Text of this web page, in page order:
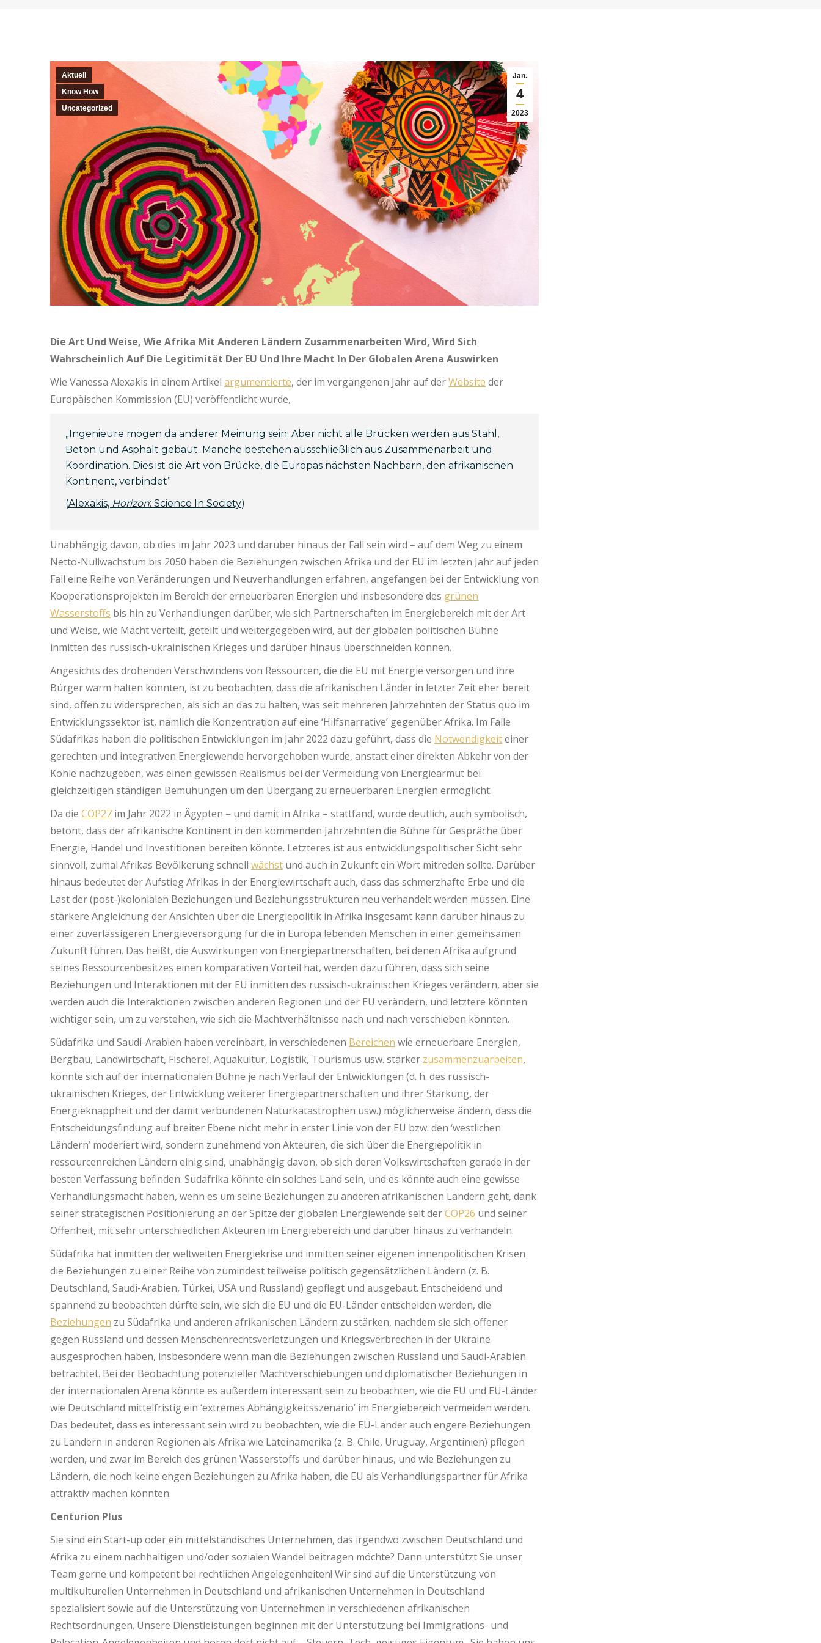
Jan.
4
2023
Aktuell
Know How
Uncategorized
Die Art Und Weise, Wie Afrika Mit Anderen Ländern Zusammenarbeiten Wird, Wird Sich
Wahrscheinlich Auf Die Legitimität Der EU Und Ihre Macht In Der Globalen Arena Auswirken
Wie Vanessa Alexakis in einem Artikel argumentierte, der im vergangenen Jahr auf derWebsite der
Europäischen Kommission (EU) veröffentlicht wurde,
„Ingenieure mögen da anderer Meinung sein. Aber nicht alle Brücken werden aus Stahl,
Beton und Asphalt gebaut. Manche bestehen ausschließlich aus Zusammenarbeit und
Koordination. Dies ist die Art von Brücke, die Europas nächsten Nachbarn, den afrikanischen
Kontinent, verbindet”
(Alexakis, Horizon: Science In Society)
Unabhängig davon, ob dies im Jahr 2023 und darüber hinaus der Fall sein wird – auf dem Weg zu einem
Netto-Nullwachstum bis 2050 haben die Beziehungen zwischen Afrika und der EU im letzten Jahr auf jeden
Fall eine Reihe von Veränderungen und Neuverhandlungen erfahren, angefangen bei der Entwicklung von
Kooperationsprojekten im Bereich der erneuerbaren Energien und insbesondere des grünen
Wasserstoffs bis hin zu Verhandlungen darüber, wie sich Partnerschaften im Energiebereich mit der Art
und Weise, wie Macht verteilt, geteilt und weitergegeben wird, auf der globalen politischen Bühne
inmitten des russisch-ukrainischen Krieges und darüber hinaus überschneiden können.
Angesichts des drohenden Verschwindens von Ressourcen, die die EU mit Energie versorgen und ihre
Bürger warm halten könnten, ist zu beobachten, dass die afrikanischen Länder in letzter Zeit eher bereit
sind, offen zu widersprechen, als sich an das zu halten, was seit mehreren Jahrzehnten der Status quo im
Entwicklungssektor ist, nämlich die Konzentration auf eine ‘Hilfsnarrative’ gegenüber Afrika. Im Falle
Südafrikas haben die politischen Entwicklungen im Jahr 2022 dazu geführt, dass die Notwendigkeiteiner
gerechten und integrativen Energiewende hervorgehoben wurde, anstatt einer direkten Abkehr von der
Kohle nachzugeben, was einen gewissen Realismus bei der Vermeidung von Energiearmut bei
gleichzeitigen ständigen Bemühungen um den Übergang zu erneuerbaren Energien ermöglicht.
Da die COP27 im Jahr 2022 in Ägypten – und damit in Afrika – stattfand, wurde deutlich, auch symbolisch,
betont, dass der afrikanische Kontinent in den kommenden Jahrzehnten die Bühne für Gespräche über
Energie, Handel und Investitionen bereiten könnte. Letzteres ist aus entwicklungspolitischer Sicht sehr
sinnvoll, zumal Afrikas Bevölkerung schnell wächst und auch in Zukunft ein Wort mitreden sollte. Darüber
hinaus bedeutet der Aufstieg Afrikas in der Energiewirtschaft auch, dass das schmerzhafte Erbe und die
Last der (post-)kolonialen Beziehungen und Beziehungsstrukturen neu verhandelt werden müssen. Eine
stärkere Angleichung der Ansichten über die Energiepolitik in Afrika insgesamt kann darüber hinaus zu
einer zuverlässigeren Energieversorgung für die in Europa lebenden Menschen in einer gemeinsamen
Zukunft führen. Das heißt, die Auswirkungen von Energiepartnerschaften, bei denen Afrika aufgrund
seines Ressourcenbesitzes einen komparativen Vorteil hat, werden dazu führen, dass sich seine
Beziehungen und Interaktionen mit der EU inmitten des russisch-ukrainischen Krieges verändern, aber sie
werden auch die Interaktionen zwischen anderen Regionen und der EU verändern, und letztere könnten
wichtiger sein, um zu verstehen, wie sich die Machtverhältnisse nach und nach verschieben könnten.
Südafrika und Saudi-Arabien haben vereinbart, in verschiedenen Bereichen wie erneuerbare Energien,
Bergbau, Landwirtschaft, Fischerei, Aquakultur, Logistik, Tourismus usw. stärker zusammenzuarbeiten,
könnte sich auf der internationalen Bühne je nach Verlauf der Entwicklungen (d. h. des russisch-
ukrainischen Krieges, der Entwicklung weiterer Energiepartnerschaften und ihrer Stärkung, der
Energieknappheit und der damit verbundenen Naturkatastrophen usw.) möglicherweise ändern, dass die
Entscheidungsfindung auf breiter Ebene nicht mehr in erster Linie von der EU bzw. den ‘westlichen
Ländern’ moderiert wird, sondern zunehmend von Akteuren, die sich über die Energiepolitik in
ressourcenreichen Ländern einig sind, unabhängig davon, ob sich deren Volkswirtschaften gerade in der
besten Verfassung befinden. Südafrika könnte ein solches Land sein, und es könnte auch eine gewisse
Verhandlungsmacht haben, wenn es um seine Beziehungen zu anderen afrikanischen Ländern geht, dank
seiner strategischen Positionierung an der Spitze der globalen Energiewende seit derCOP26 und seiner
Offenheit, mit sehr unterschiedlichen Akteuren im Energiebereich und darüber hinaus zu verhandeln.
Südafrika hat inmitten der weltweiten Energiekrise und inmitten seiner eigenen innenpolitischen Krisen
die Beziehungen zu einer Reihe von zumindest teilweise politisch gegensätzlichen Ländern (z. B.
Deutschland, Saudi-Arabien, Türkei, USA und Russland) gepflegt und ausgebaut. Entscheidend und
spannend zu beobachten dürfte sein, wie sich die EU und die EU-Länder entscheiden werden, die
Beziehungen zu Südafrika und anderen afrikanischen Ländern zu stärken, nachdem sie sich offener
gegen Russland und dessen Menschenrechtsverletzungen und Kriegsverbrechen in der Ukraine
ausgesprochen haben, insbesondere wenn man die Beziehungen zwischen Russland und Saudi-Arabien
betrachtet. Bei der Beobachtung potenzieller Machtverschiebungen und diplomatischer Beziehungen in
der internationalen Arena könnte es außerdem interessant sein zu beobachten, wie die EU und EU-Länder
wie Deutschland mittelfristig ein ‘extremes Abhängigkeitsszenario’ im Energiebereich vermeiden werden.
Das bedeutet, dass es interessant sein wird zu beobachten, wie die EU-Länder auch engere Beziehungen
zu Ländern in anderen Regionen als Afrika wie Lateinamerika (z. B. Chile, Uruguay, Argentinien) pflegen
werden, und zwar im Bereich des grünen Wasserstoffs und darüber hinaus, und wie Beziehungen zu
Ländern, die noch keine engen Beziehungen zu Afrika haben, die EU als Verhandlungspartner für Afrika
attraktiv machen könnten.
Centurion Plus
Sie sind ein Start-up oder ein mittelständisches Unternehmen, das irgendwo zwischen Deutschland und
Afrika zu einem nachhaltigen und/oder sozialen Wandel beitragen möchte? Dann unterstützt Sie unser
Team gerne und kompetent bei rechtlichen Angelegenheiten! Wir sind auf die Unterstützung von
multikulturellen Unternehmen in Deutschland und afrikanischen Unternehmen in Deutschland
spezialisiert sowie auf die Unterstützung von Unternehmen in verschiedenen afrikanischen
Rechtsordnungen. Unsere Dienstleistungen beginnen mit der Unterstützung bei Immigrations- und